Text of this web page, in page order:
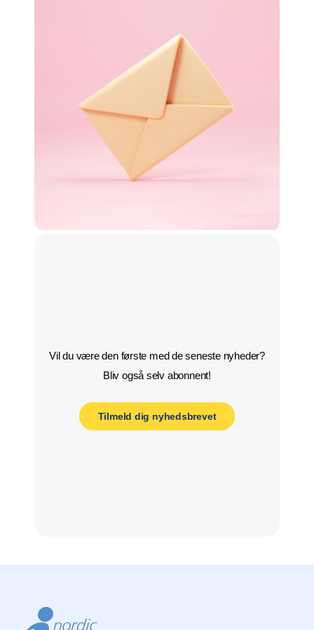
Vil du være den første med de seneste nyheder?
Bliv også selv abonnent!
Tilmeld dig nyhedsbrevet